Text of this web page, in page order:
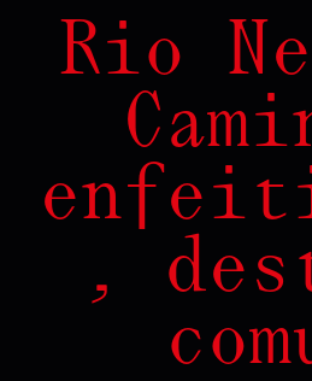
Rio
,